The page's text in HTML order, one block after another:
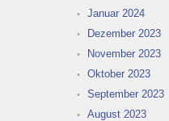
Januar 2024
Dezember 2023
November 2023
Oktober 2023
September 2023
August 2023